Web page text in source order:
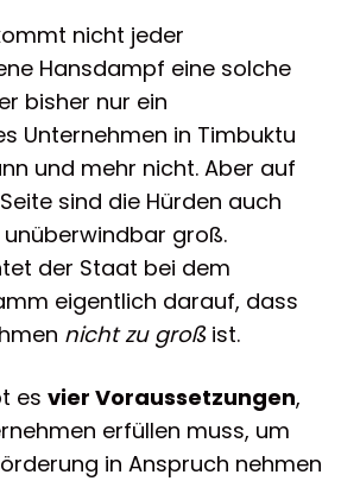
nicht jeder
Hansdampf eine solche
bisher nur ein
Unternehmen in Timbuktu
und mehr nicht. Aber auf
sind die Hürden auch
groß.
der Staat bei dem
eigentlich darauf, dass
nicht zu groß ist.
es vier Voraussetzungen,
erfüllen muss, um
in Anspruch nehmen